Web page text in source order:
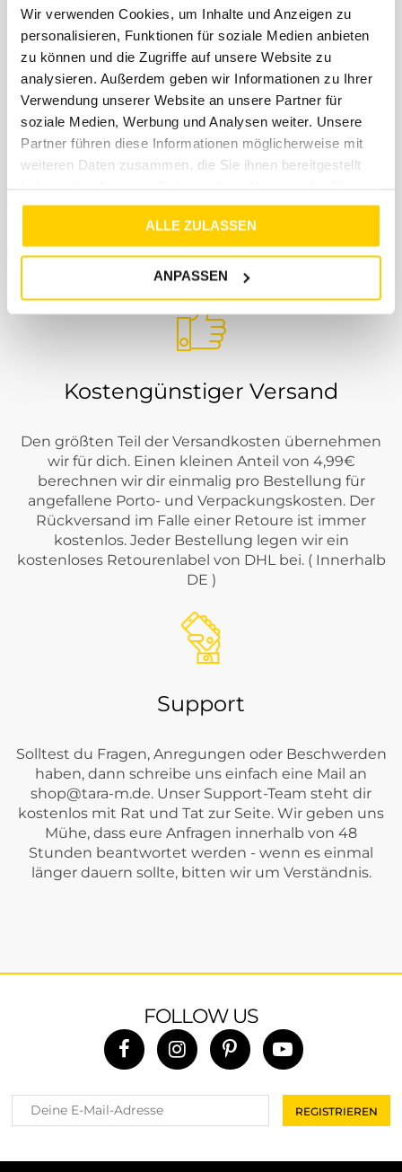
Wir verwenden Cookies, um Inhalte und Anzeigen zu
personalisieren, Funktionen für soziale Medien anbieten
zu können und die Zugriffe auf unsere Website zu
analysieren. Außerdem geben wir Informationen zu Ihrer
Verwendung unserer Website an unsere Partner für
soziale Medien, Werbung und Analysen weiter. Unsere
Partner führen diese Informationen möglicherweise mit
weiteren Daten zusammen, die Sie ihnen bereitgestellt
gesammelt haben.
ALLE ZULASSEN
ANPASSEN
Schneller Versand
DHL. Mit der Versandbestätigung erhältst du von
uns einen DHL Tracking Link, so dass du immer ganz
genau weißt, wo dein Paket ist und wann es bei dir
eintrifft
Kostengünstiger Versand
Den größten Teil der Versandkosten übernehmen
wir für dich. Einen kleinen Anteil von 4,99€
berechnen wir dir einmalig pro Bestellung für
angefallene Porto- und Verpackungskosten. Der
Rückversand im Falle einer Retoure ist immer
kostenlos. Jeder Bestellung legen wir ein
kostenloses Retourenlabel von DHL bei. ( Innerhalb
DE )
Support
Solltest du Fragen, Anregungen oder Beschwerden
haben, dann schreibe uns einfach eine Mail an
shop@tara-m.de. Unser Support-Team steht dir
kostenlos mit Rat und Tat zur Seite. Wir geben uns
Mühe, dass eure Anfragen innerhalb von 48
Stunden beantwortet werden - wenn es einmal
länger dauern sollte, bitten wir um Verständnis.
FOLLOW US